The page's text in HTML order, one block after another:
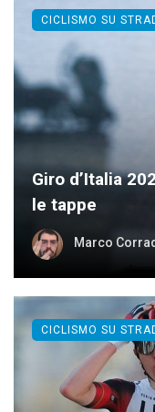
Giro d’Italia
le tappe
Marco
CICLISMO SU
CICLISMO SU